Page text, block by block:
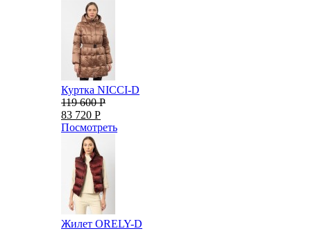
Куртка NICCI-D
119 600 Р
83 720 Р
Посмотреть
Жилет ORELY-D